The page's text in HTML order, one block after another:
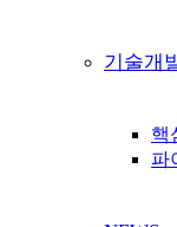
기술개
핵
파